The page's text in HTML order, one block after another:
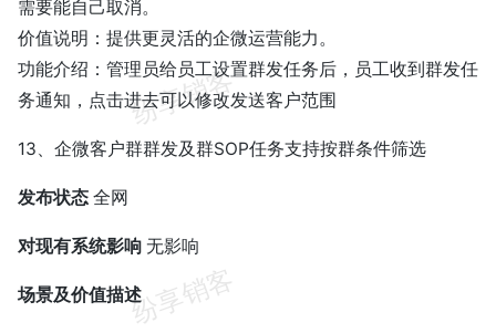
需要能自己取消。
价值说明：提供更灵活的企微运营能力。
功能介绍：管理员给员工设置群发任务后，员工收到群发任
务通知，点击进去可以修改发送客户范围
13、企微客户群群发及群SOP任务支持按群条件筛选
发布状态 全网
对现有系统影响 无影响
场景及价值描述